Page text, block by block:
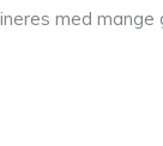
med